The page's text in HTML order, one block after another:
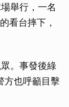
舉行，一名
看台摔下，
。事發後綠
方也呼籲目擊